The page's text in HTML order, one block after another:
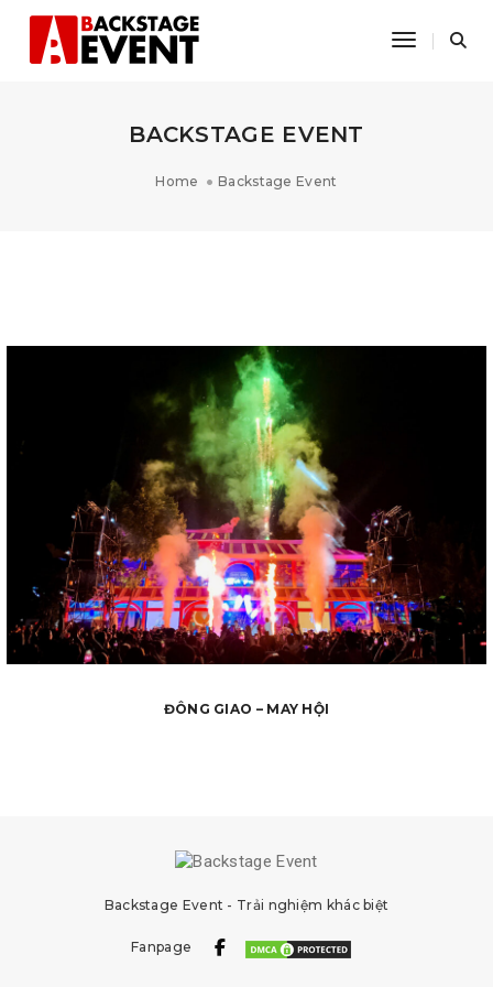
Toggle
BACKSTAGE EVENT
Home Backstage Event
ĐÔNG GIAO – MAY HỘI
Backstage Event - Trải nghiệm khác biệt
Fanpage